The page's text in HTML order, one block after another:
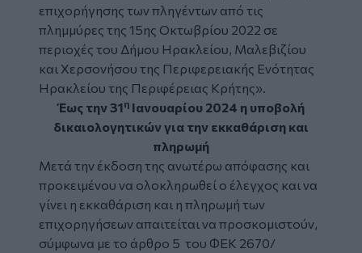
επιχορήγησης των πληγέντων από τις
πλημμύρες της 15ης Οκτωβρίου 2022 σε
περιοχές του Δήμου Ηρακλείου, Μαλεβιζίου
και Χερσονήσου της Περιφερειακής Ενότητας
Ηρακλείου της Περιφέρειας Κρήτης».
Έως την 31ηΙανουαρίου 2024 η υποβολή
δικαιολογητικών για την εκκαθάριση και
πληρωμή
Μετά την έκδοση της ανωτέρω απόφασης και
προκειμένου να ολοκληρωθεί ο έλεγχος και να
γίνει η εκκαθάριση και η πληρωμή των
επιχορηγήσεων απαιτείται να προσκομιστούν,
σύμφωνα με το άρθρο 5 του ΦΕΚ 2670/